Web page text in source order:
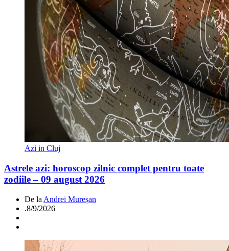
Azi in Cluj
Astrele azi: horoscop zilnic complet pentru toate
zodiile – 09 august 2026
De la Andrei Mureșan
.8/9/2026